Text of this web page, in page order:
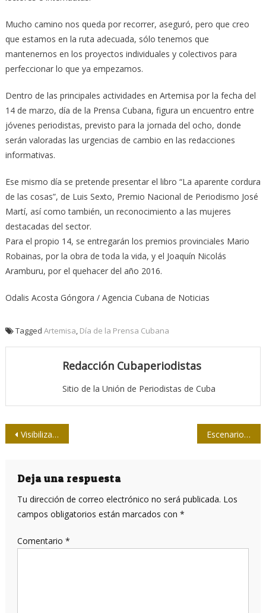
Mucho camino nos queda por recorrer, aseguró, pero que creo
que estamos en la ruta adecuada, sólo tenemos que
mantenernos en los proyectos individuales y colectivos para
perfeccionar lo que ya empezamos.
Dentro de las principales actividades en Artemisa por la fecha del
14 de marzo, día de la Prensa Cubana, figura un encuentro entre
jóvenes periodistas, previsto para la jornada del ocho, donde
serán valoradas las urgencias de cambio en las redacciones
informativas.
Ese mismo día se pretende presentar el libro “La aparente cordura
de las cosas”, de Luis Sexto, Premio Nacional de Periodismo José
Martí, así como también, un reconocimiento a las mujeres
destacadas del sector.
Para el propio 14, se entregarán los premios provinciales Mario
Robainas, por la obra de toda la vida, y el Joaquín Nicolás
Aramburu, por el quehacer del año 2016.
Odalis Acosta Góngora / Agencia Cubana de Noticias
Tagged Artemisa, Día de la Prensa Cubana
Redacción Cubaperiodistas
Sitio de la Unión de Periodistas de Cuba
Navegación
entradas
Visibilizar a los invisibles Escenarios geopolíticos y periodismo interpretativo: para dialogar en Matanzas
Deja una respuesta
Tu dirección de correo electrónico no será publicada. Los
campos obligatorios están marcados con *
Comentario *